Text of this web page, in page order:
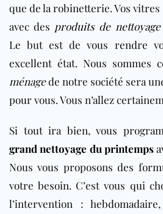
que de la robinetterie. Vos vitres
avec des produits de
Le but est de vous rendre
excellent état. Nous sommes
ménagede notre société sera
pour vous. Vous n’allez
Si tout ira bien, vous
grand nettoyage du printemps
Nous vous proposons des
votre besoin. C’est vous qui
l’intervention :